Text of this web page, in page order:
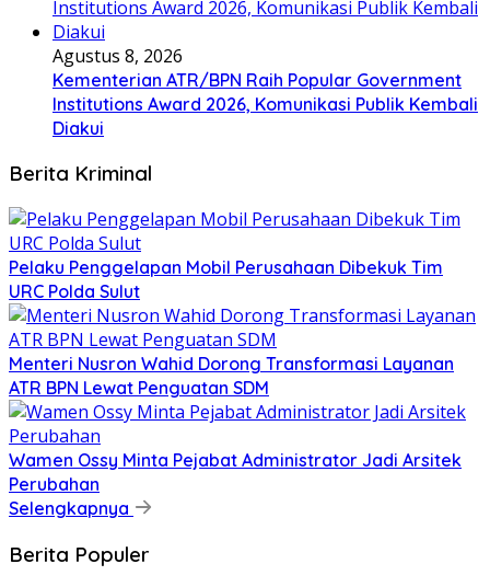
Agustus 8, 2026
Kementerian ATR/BPN Raih Popular Government
Institutions Award 2026, Komunikasi Publik Kembali
Diakui
Berita Kriminal
​Pelaku Penggelapan Mobil Perusahaan Dibekuk Tim
URC Polda Sulut
​Menteri Nusron Wahid Dorong Transformasi Layanan
ATR BPN Lewat Penguatan SDM
Wamen Ossy Minta Pejabat Administrator Jadi Arsitek
Perubahan
Selengkapnya
Berita Populer